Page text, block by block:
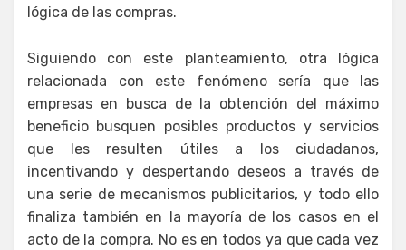
lógica de las compras.
Siguiendo con este planteamiento, otra lógica
relacionada con este fenómeno sería que las
empresas en busca de la obtención del máximo
beneficio busquen posibles productos y servicios
que les resulten útiles a los ciudadanos,
incentivando y despertando deseos a través de
una serie de mecanismos publicitarios, y todo ello
finaliza también en la mayoría de los casos en el
acto de la compra. No es en todos ya que cada vez